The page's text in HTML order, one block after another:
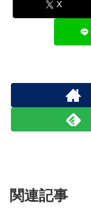
X
関連記事